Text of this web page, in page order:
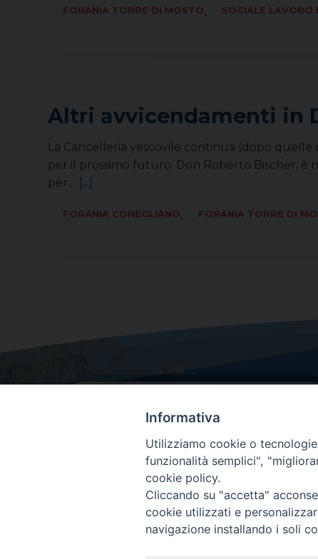
FORANIA TORRE DI MOSTO,
SOCIALE LAVORO
Altri avvicendamenti in
La Cancelleria vescovile continua (dopo
per il prossimo futuro: Don Roberto Bischer, è
per… [...]
FORANIA CONEGLIANO, FORANIA TORRE DI
Dove siamo
Via Lorenzo Da Ponte, 116
31029 Vittorio Veneto (Treviso)
Informativa
Utilizziamo cookie o
funzionalità semplici",
cookie policy.
Cliccando su "accetta"
cookie utilizzati e
navigazione installando i soli